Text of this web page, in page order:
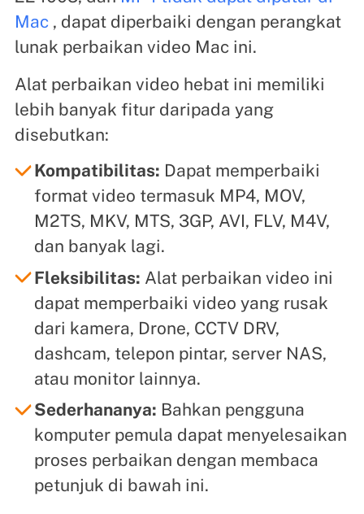
Mac, dapat diperbaiki dengan perangkat
lunak perbaikan video Mac ini.
Alat perbaikan video hebat ini memiliki
lebih banyak fitur daripada yang
disebutkan:
Kompatibilitas: Dapat memperbaiki
format video termasuk MP4, MOV,
M2TS, MKV, MTS, 3GP, AVI, FLV, M4V,
dan banyak lagi.
Fleksibilitas: Alat perbaikan video ini
dapat memperbaiki video yang rusak
dari kamera, Drone, CCTV DRV,
dashcam, telepon pintar, server NAS,
atau monitor lainnya.
Sederhananya: Bahkan pengguna
komputer pemula dapat menyelesaikan
proses perbaikan dengan membaca
petunjuk di bawah ini.